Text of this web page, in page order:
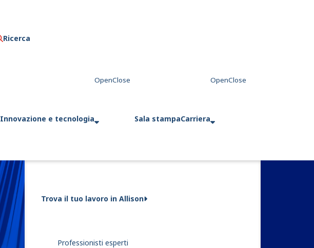
Ricerca
Innovazione e tecnologia Sala stampaCarriera
Trova il tuo lavoro in Allison
Professionisti esperti